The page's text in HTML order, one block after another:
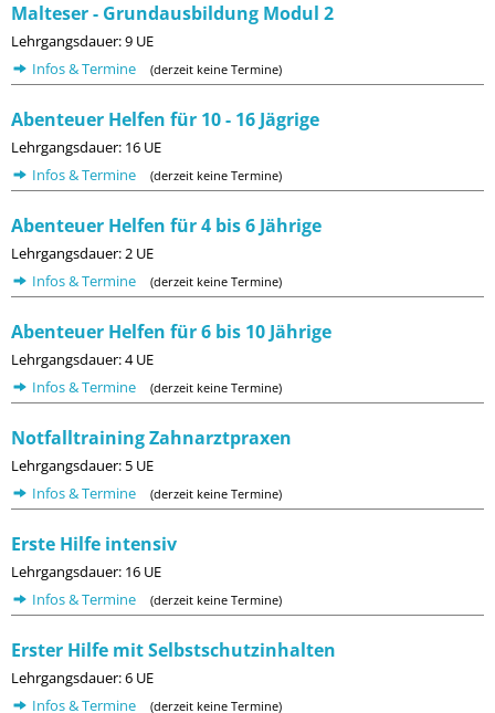
Malteser - Grundausbildung Modul 2
Lehrgangsdauer: 9 UE
Infos & Termine
(derzeit keine Termine)
Abenteuer Helfen für 10 - 16 Jägrige
Lehrgangsdauer: 16 UE
Infos & Termine
(derzeit keine Termine)
Abenteuer Helfen für 4 bis 6 Jährige
Lehrgangsdauer: 2 UE
Infos & Termine
(derzeit keine Termine)
Abenteuer Helfen für 6 bis 10 Jährige
Lehrgangsdauer: 4 UE
Infos & Termine
(derzeit keine Termine)
Notfalltraining Zahnarztpraxen
Lehrgangsdauer: 5 UE
Infos & Termine
(derzeit keine Termine)
Erste Hilfe intensiv
Lehrgangsdauer: 16 UE
Infos & Termine
(derzeit keine Termine)
Erster Hilfe mit Selbstschutzinhalten
Lehrgangsdauer: 6 UE
Infos & Termine
(derzeit keine Termine)